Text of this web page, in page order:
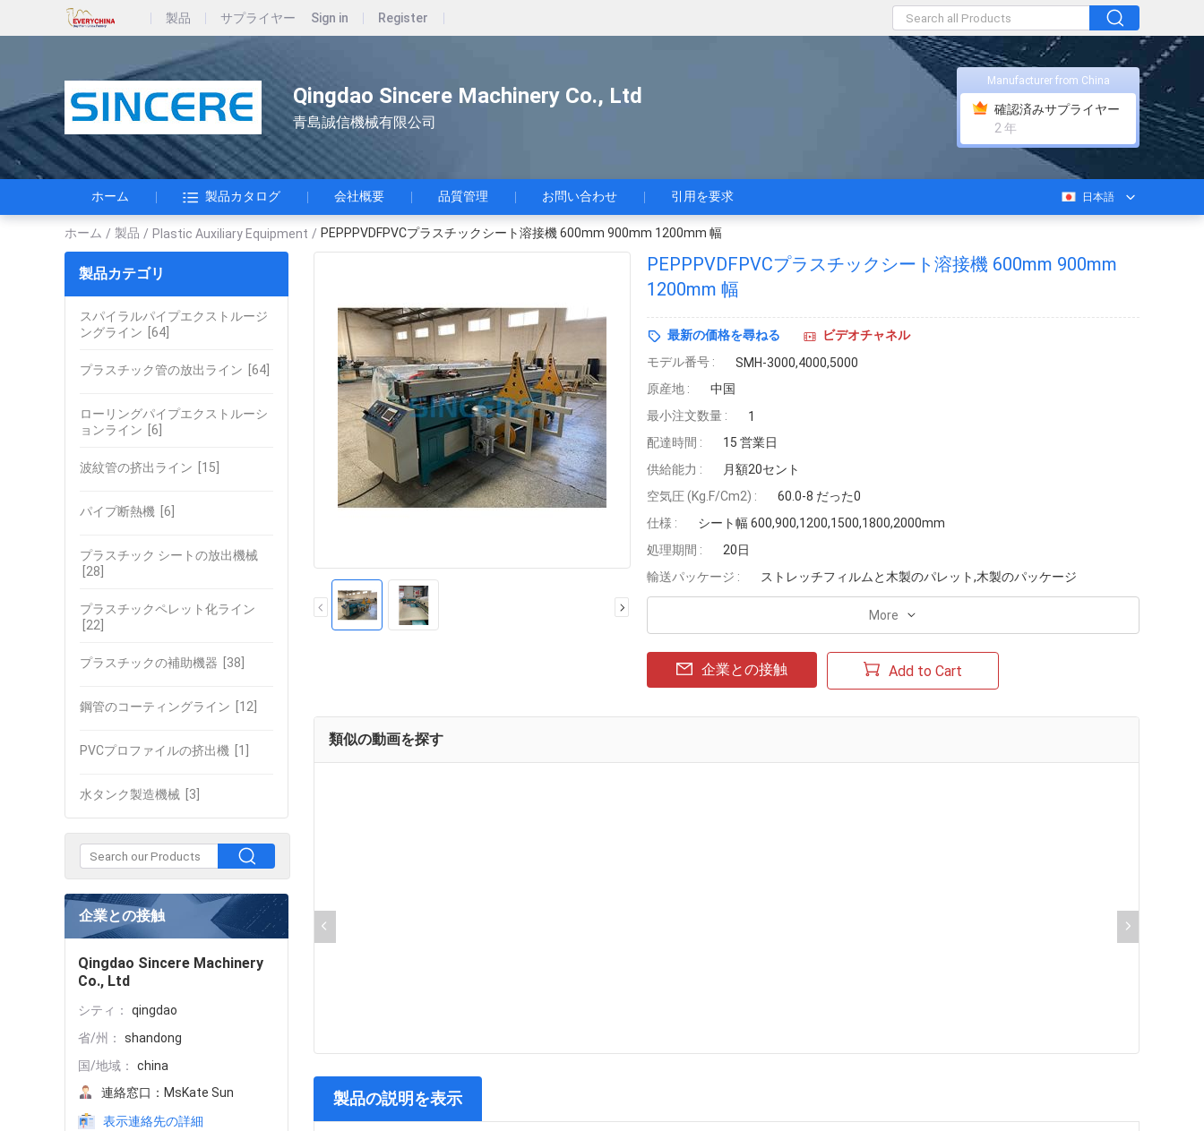
製品 サプライヤー Sign in Register
Qingdao Sincere Machinery Co., Ltd
青島誠信機械有限公司
Manufacturer from China
確認済みサプライヤー
2 年
ホーム 製品カタログ 会社概要 品質管理 お問い合わせ 引用を要求 日本語
ホーム / 製品 / Plastic Auxiliary Equipment / PEPPPVDFPVCプラスチックシート溶接機 600mm 900mm 1200mm 幅
製品カテゴリ
スパイラルパイプエクストルージ
ングライン [64]
プラスチック管の放出ライン [64]
ローリングパイプエクストルーシ
ョンライン [6]
波紋管の挤出ライン [15]
パイプ断熱機 [6]
プラスチック シートの放出機械
[28]
プラスチックペレット化ライン
[22]
プラスチックの補助機器 [38]
鋼管のコーティングライン [12]
PVCプロファイルの挤出機 [1]
水タンク製造機械 [3]
企業との接触
Qingdao Sincere Machinery
Co., Ltd
シティ：
qingdao
省/州：
shandong
国/地域：
china
連絡窓口： MsKate Sun
表示連絡先の詳細
PEPPPVDFPVCプラスチックシート溶接機 600mm 900mm
1200mm 幅
最新の価格を尋ねる
ビデオチャネル
モデル番号 :
SMH-3000,4000,5000
原産地 :
中国
最小注文数量 :
1
配達時間 :
15 営業日
供給能力 :
月額20セント
空気圧 (Kg.F/Cm2) :
60.0-8 だった0
仕様 :
シート幅 600,900,1200,1500,1800,2000mm
処理期間 :
20日
輸送パッケージ :
ストレッチフィルムと木製のパレット,木製のパッケージ
More
企業との接触 Add to Cart
類似の動画を探す
製品の説明を表示